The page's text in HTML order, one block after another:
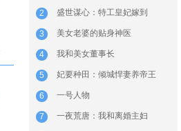
2 盛世谋心：特工皇妃嫁到
3 美女老婆的贴身神医
4 我和美女董事长
5 妃要种田：倾城悍妻养帝王
6 一号人物
7 一夜荒唐：我和离婚主妇